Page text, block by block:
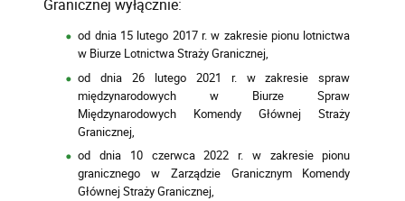
Granicznej wyłącznie:
od dnia 15 lutego 2017 r. w zakresie pionu lotnictwa
w Biurze Lotnictwa Straży Granicznej,
od dnia 26 lutego 2021 r. w zakresie spraw
międzynarodowych w Biurze Spraw
Międzynarodowych Komendy Głównej Straży
Granicznej,
od dnia 10 czerwca 2022 r. w zakresie pionu
granicznego w Zarządzie Granicznym Komendy
Głównej Straży Granicznej,